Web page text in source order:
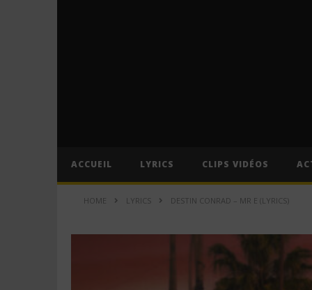
ACCUEIL LYRICS CLIPS VIDÉOS
HOME LYRICS DESTIN CONRAD – MR E (LYRICS)